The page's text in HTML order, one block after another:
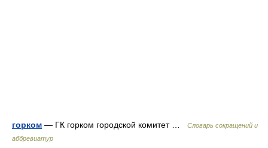
горком — ГК горком городской комитет …
Словарь сокращений и
аббревиатур